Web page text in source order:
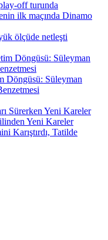
ölçüde netleşti
Döngüsü: Süleyman
Karıştırdı, Tatilde